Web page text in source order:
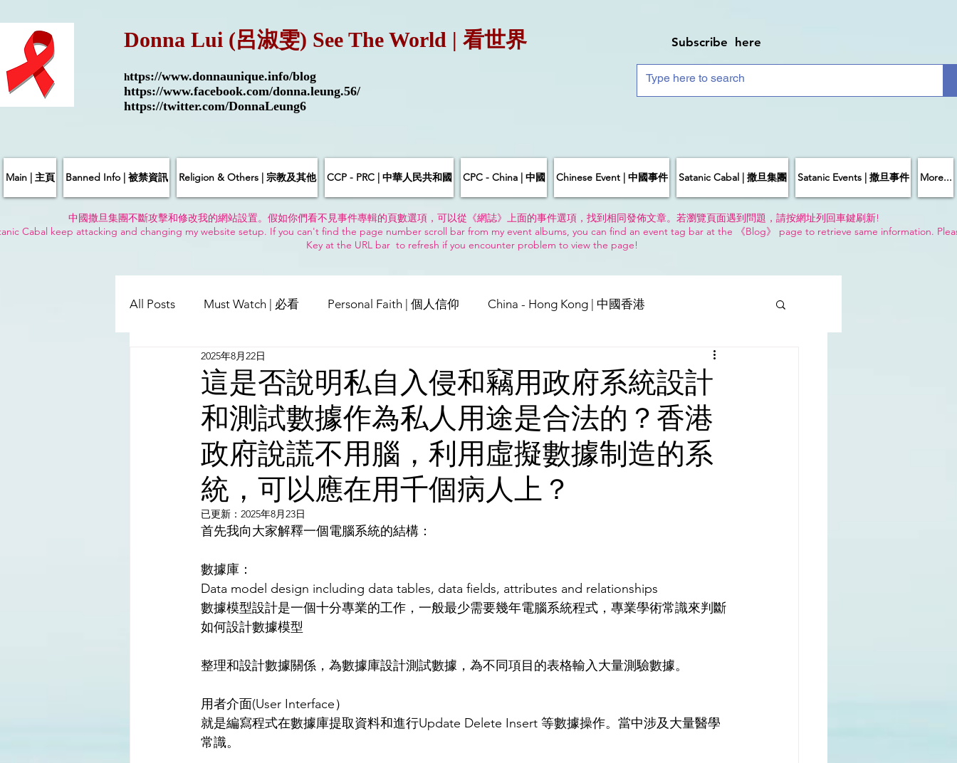
Donna Lui (呂淑雯) See The World | 看世界
https://www.donnaunique.info/blog
https://www.facebook.com/donna.leung.56/
https://twitter.com/DonnaLeung6
Subscribe here
Main | 主頁 Banned Info | 被禁資訊 Religion & Others | 宗教及其他 CCP - PRC | 中華人民共和國 CPC - China | 中國 Chinese Event | 中國事件 Satanic Cabal | 撒旦集團 Satanic Events | 撒旦事件 More...
中國撒旦集團不斷攻擊和修改我的網站設置。假如你們看不見事件專輯的頁數選項，可以從《網誌》上面的事件選項，找到相同發佈文章。若瀏覽頁面遇到問題，請按網址列回車鍵刷新!
Cabal keep attacking and changing my website setup. If you can't find the page number scroll bar from my event albums, you can find an event tag bar at the 《Blog》 page to retrieve same information.
Key at the URL bar to refresh if you encounter problem to view the page!
All Posts Must Watch | 必看 Personal Faith | 個人信仰 China - Hong Kong | 中國香港
China - Taiwan | 中國臺灣
Satanic Cabals | 撒旦集團 USA | 美國 Pandemic & Health | 流行病 & 健康 World | 世界
Religion | 宗教 Mass Media | 傳媒 Middle East
這是否說明私自入侵和竊用政府系統設計
和測試數據作為私人用途是合法的？香港
政府說謊不用腦，利用虛擬數據制造的系
統，可以應在用千個病人上？
2025年8月22日
已更新： 2025年8月23日
首先我向大家解釋一個電腦系統的結構：
數據庫：
Data model design including data tables, data fields, attributes and relationships
數據模型設計是一個十分專業的工作，一般最少需要幾年電腦系統程式，專業學術常識來判斷
如何設計數據模型
整理和設計數據關係，為數據庫設計測試數據，為不同項目的表格輸入大量測驗數據。
用者介面(User Interface）
就是編寫程式在數據庫提取資料和進行Update Delete Insert 等數據操作。當中涉及大量醫學
常識。